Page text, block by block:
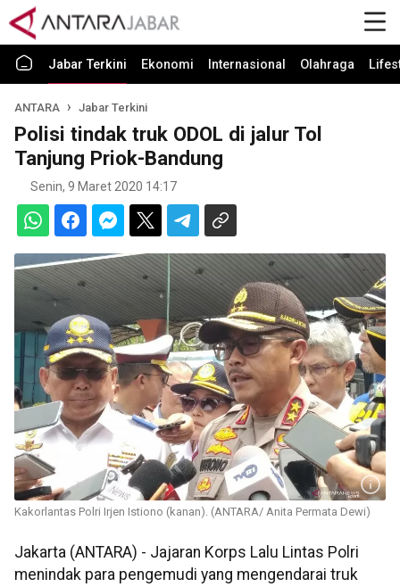
Jabar Terkini Ekonomi Internasional Olahraga
ANTARA Jabar Terkini
Polisi tindak truk ODOL di jalur Tol
Tanjung Priok-Bandung
Senin, 9 Maret 2020 14:17
Kakorlantas Polri Irjen Istiono (kanan). (ANTARA/ Anita Permata Dewi)
Jakarta (ANTARA) - Jajaran Korps Lalu Lintas Polri
menindak para pengemudi yang mengendarai truk